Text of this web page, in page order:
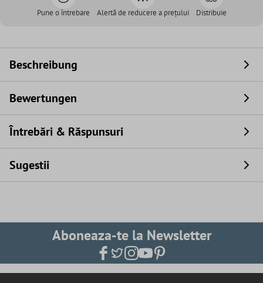
Pune o întrebare Alertă de reducere a prețului Distribuie
Beschreibung
Bewertungen
Întrebări & Răspunsuri
Sugestii
Aboneaza-te la Newsletter